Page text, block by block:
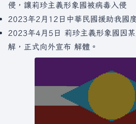
侵，讓莉珍主義形象國被病毒入侵
2023年2月12日中華民國援助我國
2023年4月5日 莉珍主義形象國因
解，正式向外宣布 解體。